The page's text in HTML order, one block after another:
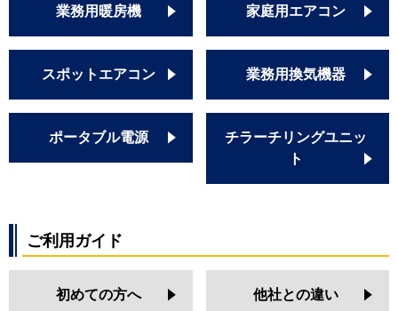
業務用暖房機 家庭用エアコン
スポットエアコン 業務用換気機器
ポータブル電源
チラーチリングユニッ
ト
ご利用ガイド
初めての方へ 他社との違い